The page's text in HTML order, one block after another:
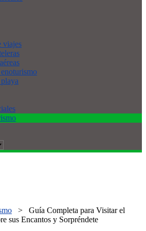
viajes
> Guía Completa para Visitar el
sus Encantos y Sorpréndete